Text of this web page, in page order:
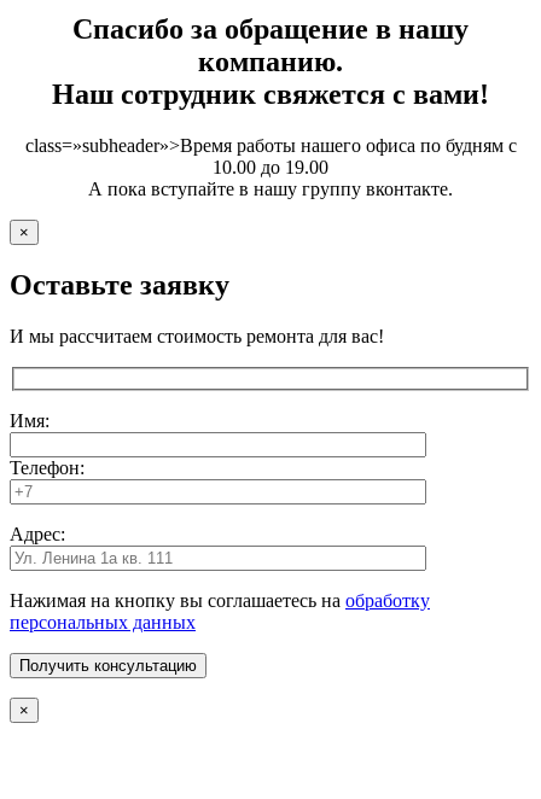
Спасибо за обращение в нашу
компанию.
Наш сотрудник свяжется с вами!
class=»subheader»>Время работы нашего офиса по будням с
10.00 до 19.00
А пока вступайте в нашу группу вконтакте.
×
Оставьте заявку
И мы рассчитаем стоимость ремонта для вас!
Имя:
Телефон:
Адрес:
Нажимая на кнопку вы соглашаетесь на обработку
персональных данных
×